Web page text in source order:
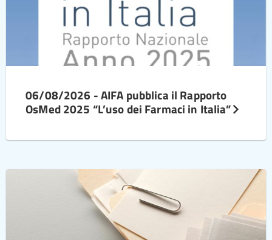
06/08/2026 - AIFA pubblica il Rapporto
OsMed 2025 “L’uso dei Farmaci in Italia”